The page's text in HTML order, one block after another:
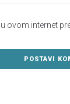
ovom internet